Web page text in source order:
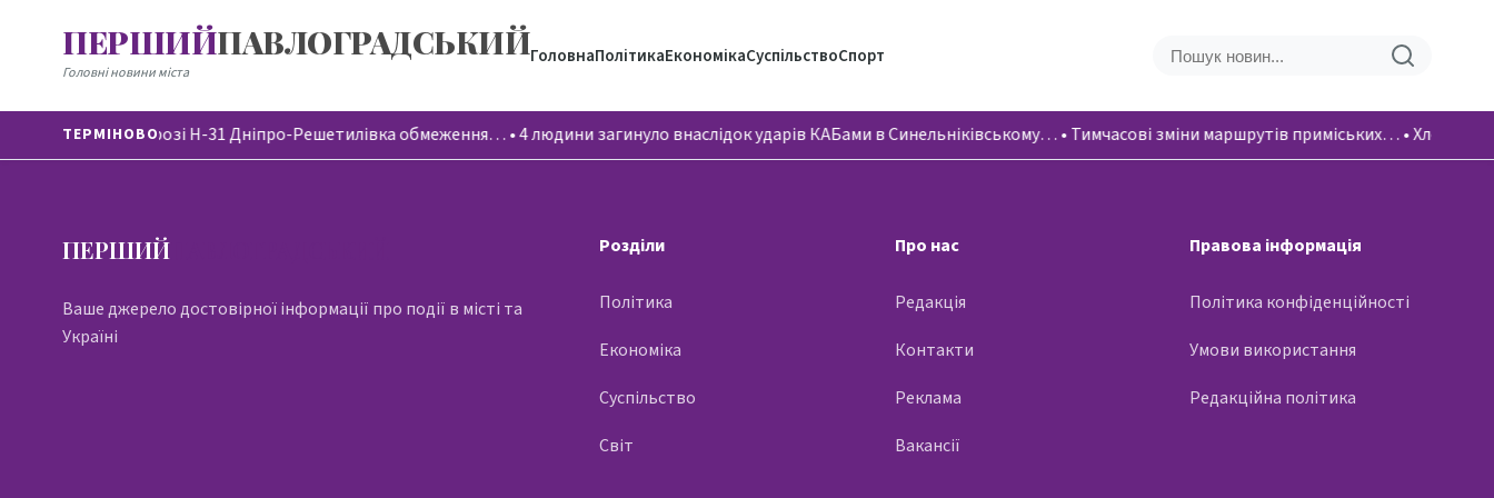
ПЕРШИЙПАВЛОГРАДСЬКИЙ
Головні новини міста
ГоловнаПолітикаЕкономікаСуспільствоСпорт
ТЕРМІНОВО
На автодорозі Н-31 Дніпро-Решетилівка обмеження…•4 людини загинуло внаслідок ударів КАБами в Синельніківському…•Тимчасові зміни маршрутів приміських…•Хлопці
ПЕРШИЙ
Ваше джерело достовірної інформації про події в місті та
Україні
Розділи
Політика
Економіка
Суспільство
Світ
Про нас
Редакція
Контакти
Реклама
Вакансії
Правова інформація
Політика конфіденційності
Умови використання
Редакційна політика